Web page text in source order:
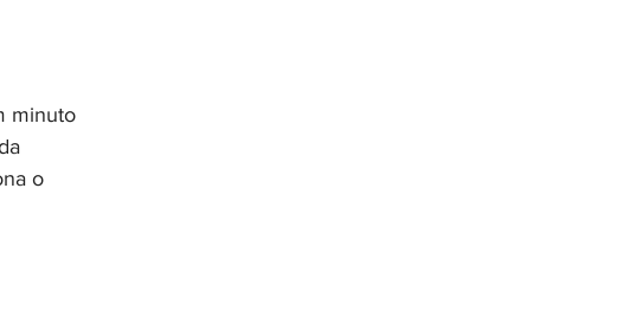
minuto
o